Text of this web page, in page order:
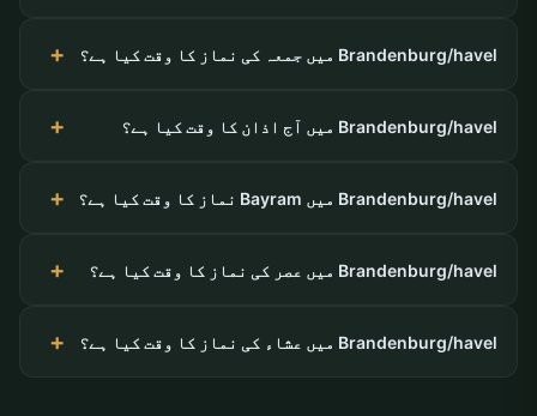
Brandenburg/havel میں جمعہ کی نماز کا وقت کیا ہے؟
Brandenburg/havel میں آج اذان کا وقت کیا ہے؟
Brandenburg/havel میں Bayram نماز کا وقت کیا ہے؟
Brandenburg/havel میں عصر کی نماز کا وقت کیا ہے؟
Brandenburg/havel میں عشاء کی نماز کا وقت کیا ہے؟